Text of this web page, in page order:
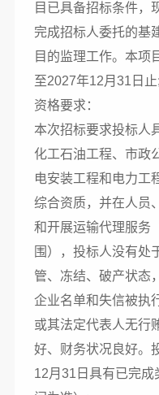
目已具备招标条件，
完成招标人委托的基
目的监理工作。本项
至2027年12月31日止;
资格要求：
本次招标要求投标人
化工石油工程、市政
电安装工程和电力工
综合资质，并在人员
和开展运输代理服务
围），投标人没有处
管、冻结、破产状态
企业名单和失信被执
或其法定代表人无行
好、财务状况良好。
12月31日具有已完